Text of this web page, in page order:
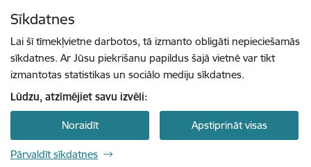
Sīkdatnes
Lai šī tīmekļvietne darbotos, tā izmanto obligāti nepieciešamās
sīkdatnes. Ar Jūsu piekrišanu papildus šajā vietnē var tikt
izmantotas statistikas un sociālo mediju sīkdatnes.
Lūdzu, atzīmējiet savu izvēli:
Noraidīt Apstiprināt visas
Pārvaldīt sīkdatnes